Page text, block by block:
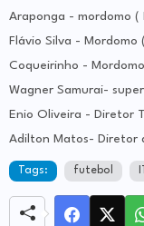
Araponga - mordomo (
Flávio Silva -
Coqueirinho -
Wagner Samurai-
Enio Oliveira - Diretor
Adilton Matos- Diretor
Tags: futebol